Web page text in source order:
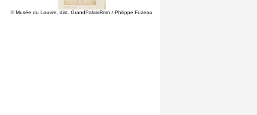
© Musée du Louvre, dist. GrandPalaisRmn / Philippe Fuzeau